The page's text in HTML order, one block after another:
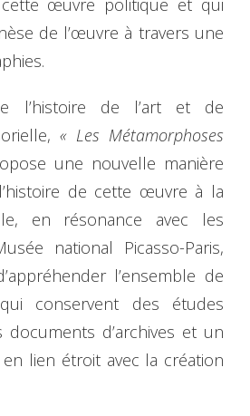
de l’œuvre à travers une
l’histoire de l’art et de
« Les Métamorphoses
une nouvelle manière
de cette œuvre à la
en résonance avec les
national Picasso-Paris,
l’ensemble de
conservent des études
documents d’archives et un
lien étroit avec la création